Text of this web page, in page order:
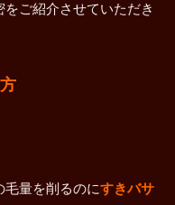
ご紹介させていただき
量を削るのにすきバサ